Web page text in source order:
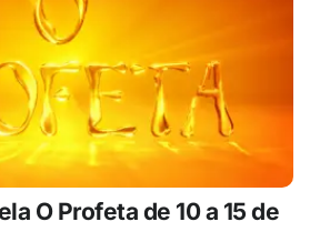
O Profeta de 10 a 15 de